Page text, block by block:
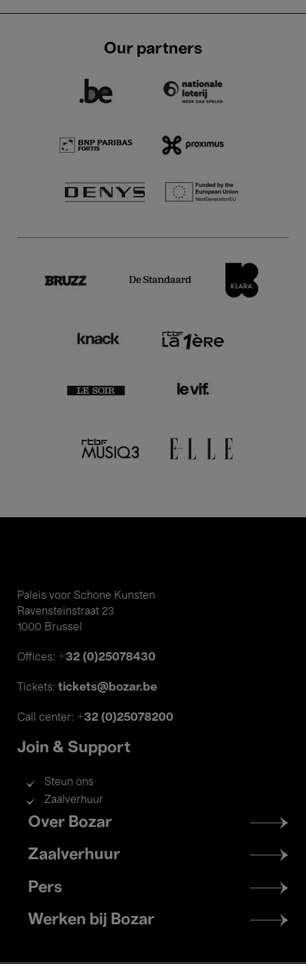
Our partners
Paleis voor Schone Kunsten
Ravensteinstraat 23
1000 Brussel
Offices: +32 (0)25078430
Tickets: tickets@bozar.be
Call center: +32 (0)25078200
Join & Support
Steun ons
Zaalverhuur
Footer
menu
Over Bozar
Zaalverhuur
Pers
Werken bij Bozar